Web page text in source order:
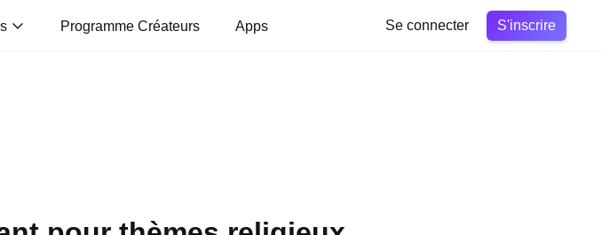
Programme Créateurs Apps Se connecter S'inscrire